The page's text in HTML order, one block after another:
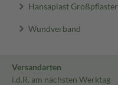
Hansaplast Großpflaster
Wundverband
Versandarten
i.d.R. am nächsten Werktag